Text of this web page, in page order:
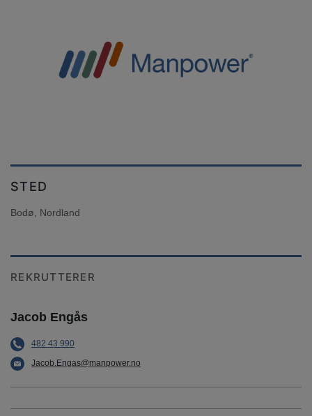
STED
Bodø, Nordland
REKRUTTERER
Jacob Engås
482 43 990
Jacob.Engas@manpower.no